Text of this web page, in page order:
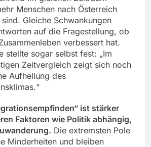
Menschen nach Österreich
Gleiche Schwankungen
auf die Fragestellung, ob
verbessert hat.
stellte sogar selbst fest: „Im
Zeitvergleich zeigt sich noch
Aufhellung des
ist stärker
Faktoren wie Politik abhängig,
Die extremsten Pole
Minderheiten und bleiben